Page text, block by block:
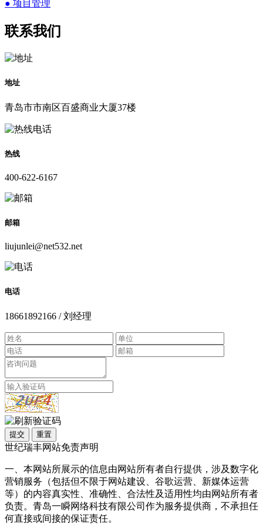
● 项目管理
联系我们
地址
青岛市市南区百盛商业大厦37楼
热线
400-622-6167
邮箱
liujunlei@net532.net
电话
18661892166 / 刘经理
提交 重置
世纪瑞丰网站免责声明
一、本网站所展示的信息由网站所有者自行提供，涉及数字化
营销服务（包括但不限于网站建设、谷歌运营、新媒体运营
等）的内容真实性、准确性、合法性及适用性均由网站所有者
负责。青岛一瞬网络科技有限公司作为服务提供商，不承担任
何直接或间接的保证责任。